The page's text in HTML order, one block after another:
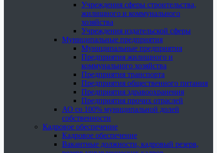
Учреждения сферы строительства,
жилищного и коммунального
хозяйства
Учреждения издательской сферы
Муниципальные предприятия
Муниципальные предприятия
Предприятия жилищного и
коммунального хозяйства
Предприятия транспорта
Предприятия общественного питания
Предприятия здравоохранения
Предприятия прочих отраслей
АО со 100% муниципальной долей
собственности
Кадровое обеспечение
Кадровое обеспечение
Вакантные должности, кадровый резерв,